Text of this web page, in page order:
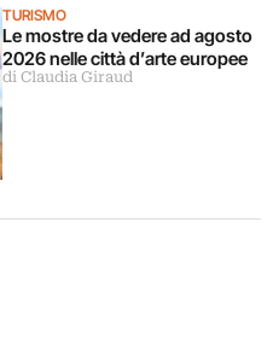
TURISMO
Le mostre da vedere ad agosto
2026 nelle città d’arte europee
di Claudia Giraud